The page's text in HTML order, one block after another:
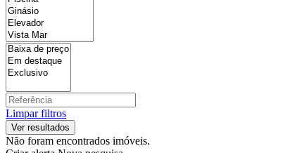
Limpar filtros
Não foram encontrados imóveis.